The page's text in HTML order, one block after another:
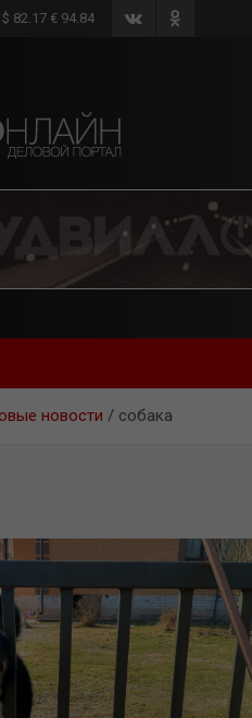
$ 82.17 € 94.84
новости собака